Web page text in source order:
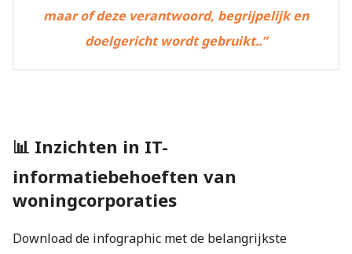
maar of deze verantwoord, begrijpelijk en
doelgericht wordt gebruikt..”
📊 Inzichten in IT-
informatiebehoeften van
woningcorporaties
Download de infographic met de belangrijkste